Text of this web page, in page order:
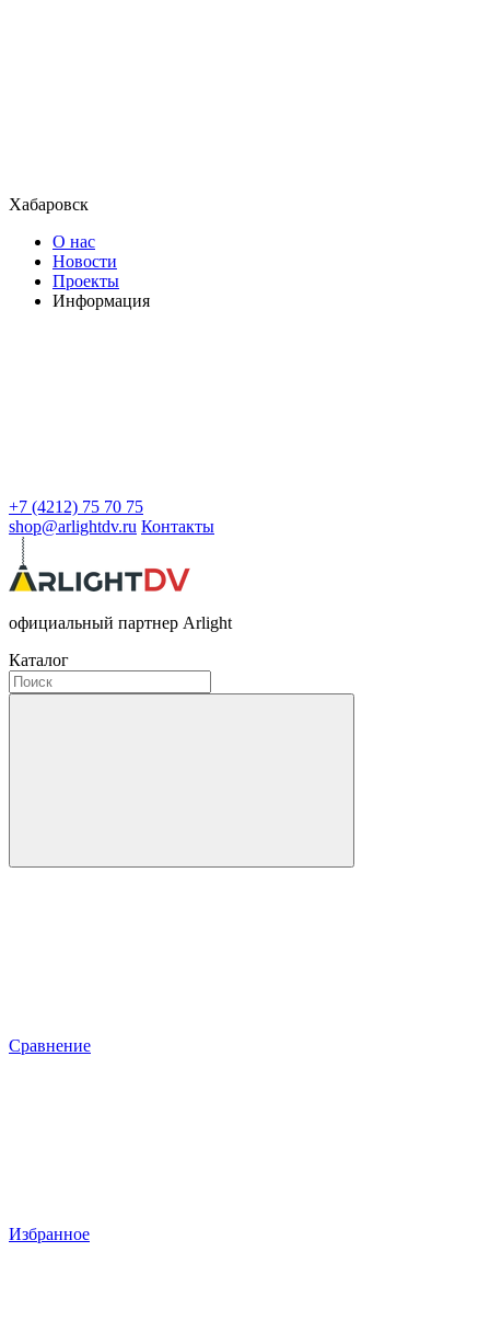
Хабаровск
О нас
Новости
Проекты
Информация
+7 (4212) 75 70 75
shop@arlightdv.ru Контакты
официальный партнер Arlight
Каталог
Сравнение
Избранное